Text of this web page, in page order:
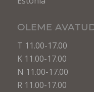
OLEME
T 11.00-17.00
K 11.00-17.00
N 11.00-17.00
R 11.00-17.00